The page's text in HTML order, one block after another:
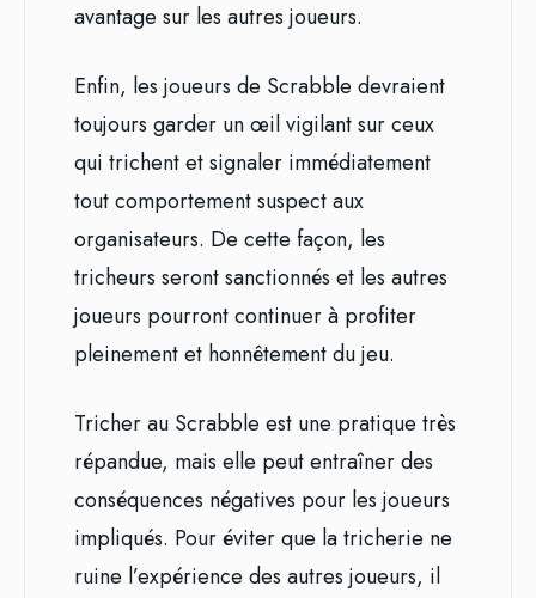
avantage sur les autres joueurs.
Enfin, les joueurs de Scrabble devraient
toujours garder un œil vigilant sur ceux
qui trichent et signaler immédiatement
tout comportement suspect aux
organisateurs. De cette façon, les
tricheurs seront sanctionnés et les autres
joueurs pourront continuer à profiter
pleinement et honnêtement du jeu.
Tricher au Scrabble est une pratique très
répandue, mais elle peut entraîner des
conséquences négatives pour les joueurs
impliqués. Pour éviter que la tricherie ne
ruine l’expérience des autres joueurs, il